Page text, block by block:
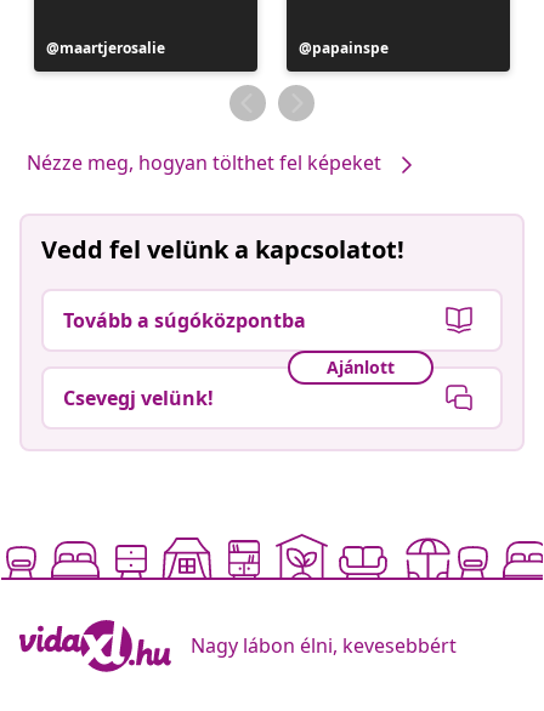
Bejegyzés
közzétevője
maartjerosalie
Bejegyzés
közzétevője
papainspe
Nézze meg, hogyan tölthet fel képeket
Vedd fel velünk a kapcsolatot!
Tovább a súgóközpontba
Ajánlott
Csevegj velünk!
Nagy lábon élni, kevesebbért